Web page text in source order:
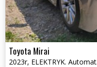
Toyota Mirai